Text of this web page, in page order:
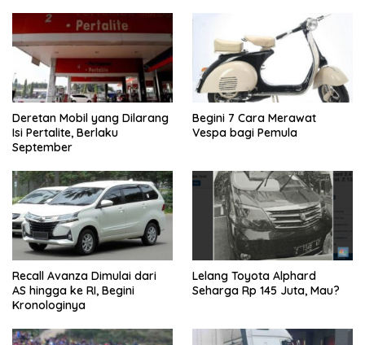
Deretan Mobil yang Dilarang
Isi Pertalite, Berlaku
September
Begini 7 Cara Merawat
Vespa bagi Pemula
Recall Avanza Dimulai dari
AS hingga ke RI, Begini
Kronologinya
Lelang Toyota Alphard
Seharga Rp 145 Juta, Mau?